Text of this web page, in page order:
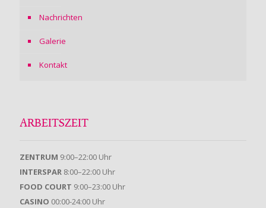
Nachrichten
Galerie
Kontakt
ARBEITSZEIT
ZENTRUM 9:00–22:00 Uhr
INTERSPAR 8:00–22:00 Uhr
FOOD COURT 9:00–23:00 Uhr
CASINO 00:00-24:00 Uhr